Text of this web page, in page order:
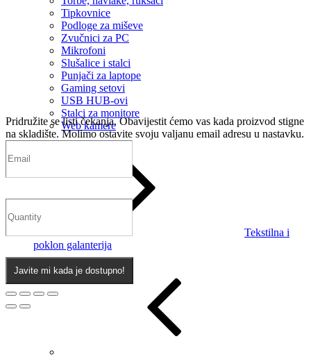
Tipkovnice
Podloge za miševe
Zvučnici za PC
Mikrofoni
Slušalice i stalci
Punjači za laptope
Gaming setovi
USB HUB-ovi
Stalci za monitore
Web kamere
Tekstilna i
poklon galanterija
Pridružite se listi čekanja. Obavijestit ćemo vas kada proizvod stigne
na skladište. Molimo ostavite svoju valjanu email adresu u nastavku.
Javite mi kada je dostupno!